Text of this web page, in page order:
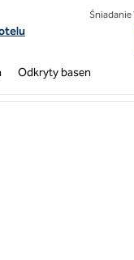
hotelu Hilton Rijeka
Śniadanie
Odkryty basen